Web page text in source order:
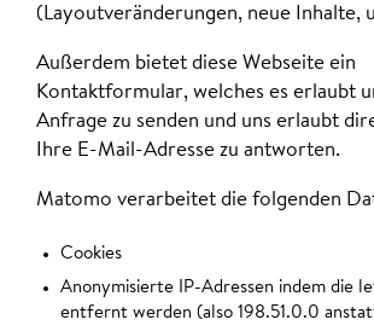
(Layoutveränderungen, neue Inhalte,
Außerdem bietet diese Webseite ein
Kontaktformular, welches es erlaubt
Anfrage zu senden und uns erlaubt
Ihre E-Mail-Adresse zu antworten.
Matomo verarbeitet die folgenden
Cookies
Anonymisierte IP-Adressen indem die
entfernt werden (also 198.51.0.0